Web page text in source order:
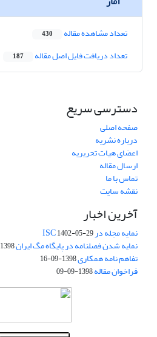
تعداد مشاهده مقاله 430
تعداد دریافت فایل اصل مقاله 187
دسترسی سریع
صفحه اصلی
درباره نشریه
اعضای هیات تحریریه
ارسال مقاله
تماس با ما
نقشه سایت
آخرین اخبار
نمایه مجله در ISC1402-05-29
نمایه شدن فصلنامه در پایگاه مگ ایران1398-11-09
تفاهم نامه همکاری1398-09-16
فراخوان مقاله1398-09-09